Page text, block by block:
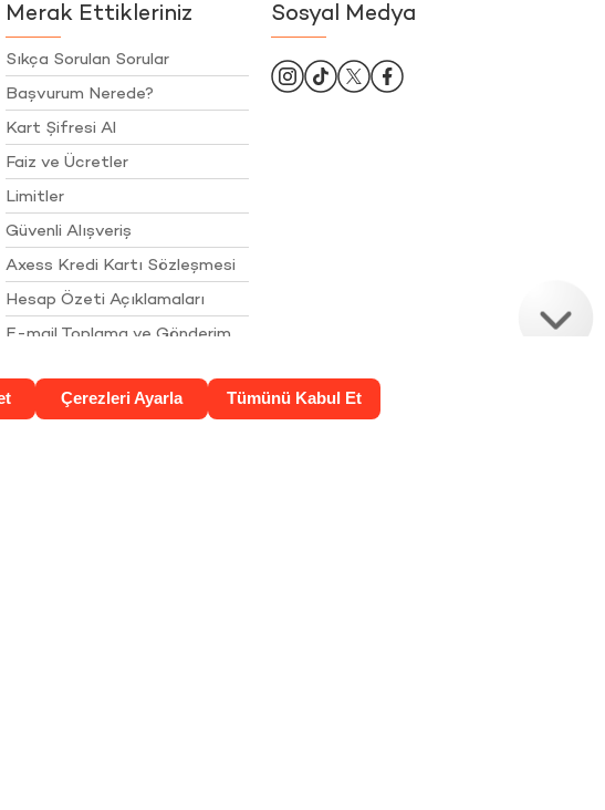
Merak Ettikleriniz
Sıkça Sorulan Sorular
Başvurum Nerede?
Kart Şifresi Al
Faiz ve Ücretler
Limitler
Güvenli Alışveriş
Axess Kredi Kartı Sözleşmesi
Hesap Özeti Açıklamaları
E-mail Toplama ve Gönderim
Çerez Aydınlatma Metni ve
Gizlilik Politikası
Sosyal Medya